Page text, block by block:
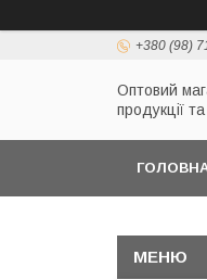
+380 (98)
Оптовий
продукції та